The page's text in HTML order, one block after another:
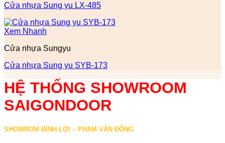
Cửa nhựa Sung yu LX-485
Xem Nhanh
Cửa nhựa Sungyu
Cửa nhựa Sung yu SYB-173
HỆ THỐNG SHOWROOM
SAIGONDOOR
SHOWROM BÌNH LỢI – PHẠM VĂN ĐỒNG